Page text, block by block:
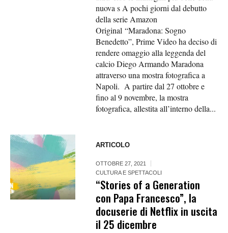
nuova s A pochi giorni dal debutto
della serie Amazon
Original “Maradona: Sogno
Benedetto”, Prime Video ha deciso di
rendere omaggio alla leggenda del
calcio Diego Armando Maradona
attraverso una mostra fotografica a
Napoli. A partire dal 27 ottobre e
fino al 9 novembre, la mostra
fotografica, allestita all’interno della...
ARTICOLO
OTTOBRE 27, 2021
CULTURA E SPETTACOLI
“Stories of a Generation
con Papa Francesco”, la
docuserie di Netflix in uscita
il 25 dicembre